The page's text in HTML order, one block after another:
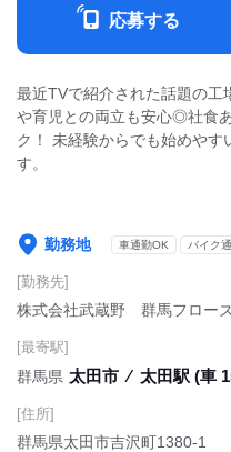
応募する
最近TVで紹介された話題の工
や育児との両立も安心◎社食
ク！ 未経験からでも始めや
す。
勤務地 車通勤OK バイク
[勤務先]
株式会社武蔵野 群馬フロー
[最寄駅]
群馬県 太田市 ⁄ 太田駅 (車
[住所]
群馬県太田市吉沢町1380-1